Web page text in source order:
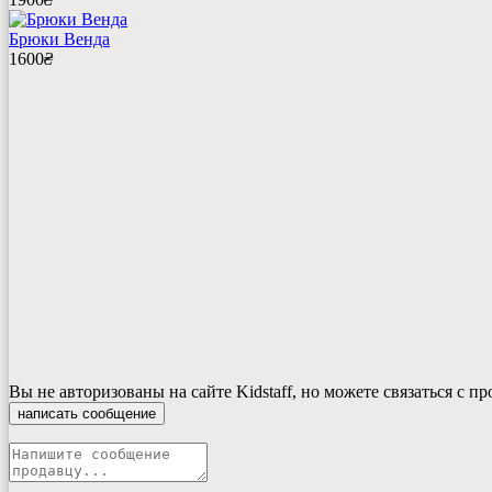
Брюки Венда
1600₴
Вы не авторизованы на сайте Kidstaff, но можете связаться с
написать сообщение